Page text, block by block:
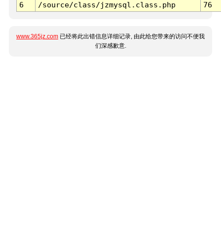
6
/source/class/jzmysql.class.php 76
www.365jz.com 已经将此出错信息详细记录, 由此给您带来的访问不便我
们深感歉意.